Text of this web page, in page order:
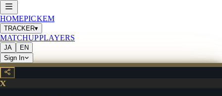
HOMEPICKEM
TRACKER▾
MATCHUPPLAYERS
JA
EN
Sign In
X